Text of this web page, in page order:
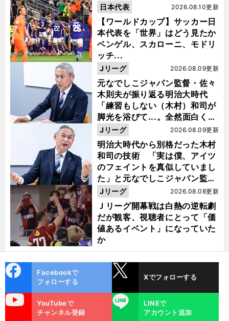
【ワールドカップ】サッカー日
本代表を「世界」はどう見たか
ベンゲル、スカローニ、モドリ
ッチ...
2026.08.10更新
日本代表
元なでしこジャパン監督・佐々
木則夫が振り返る明治大時代
「練習もしない（木村）和司が
脚光を浴びて...。全然面白くな
い４年間でした」
2026.08.09更新
Jリーグ
明治大時代から別格だった木村
和司の技術 「実は僕、アイツ
のフェイントを真似していまし
た」と元なでしこジャパン監
督・佐々木則夫
2026.08.09更新
Jリーグ
Ｊリーグ開幕戦は白熱の逆転劇
だが観客、視聴者にとって「価
値あるイベント」になっていた
か
2026.08.08更新
Jリーグ
ok
Facebookで
フォローする
Xでフォローする
YouTubeで
チャンネル登録
LINE
LINEで
アカウント追加